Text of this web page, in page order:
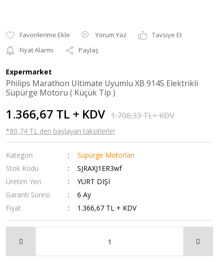
Yorum Yaz
Tavsiye Et
Fiyat Alarmı
Paylaş
Expermarket
Philips Marathon Ultimate Uyumlu XB 9145 Elektrikli
Süpürge Motoru ( Küçük Tip )
1.366,67 TL + KDV 1.708,33 TL+ KDV
*80,74 TL den başlayan taksitlerle!
Kategori
Süpürge Motorları
Stok Kodu
SJRAXJ1ER3wf
Üretim Yeri
YURT DIŞI
Garanti Süresi
6 Ay
Fiyat
1.366,67 TL + KDV